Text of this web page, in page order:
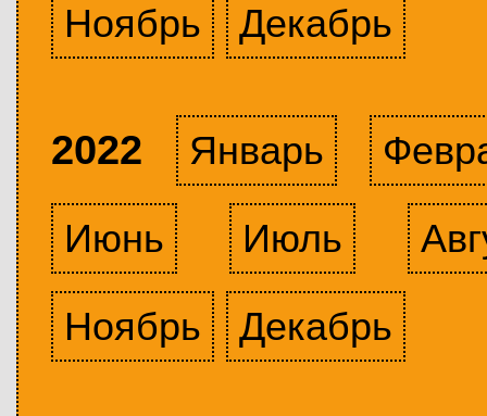
Ноябрь
Декабрь
2022 Январь
Июнь
Июль
Ноябрь
Декабрь